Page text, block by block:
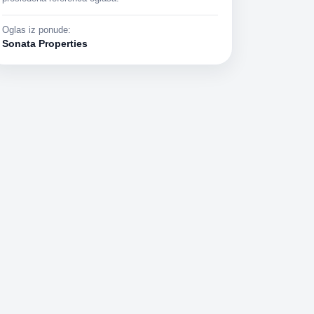
Oglas iz ponude:
Sonata Properties